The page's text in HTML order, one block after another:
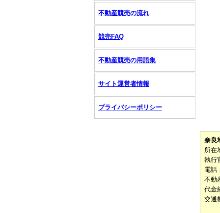
奈良
所在
執行
電話
不動
代金
交通
不動産競売の流れ
競売FAQ
不動産競売の用語集
サイト運営者情報
プライバシーポリシー